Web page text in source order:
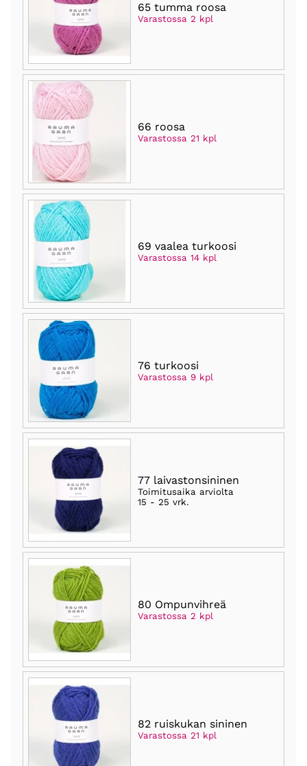
65 tumma roosa
Varastossa 2 kpl
66 roosa
Varastossa 21 kpl
69 vaalea turkoosi
Varastossa 14 kpl
76 turkoosi
Varastossa 9 kpl
77 laivastonsininen
Toimitusaika arviolta
15 - 25 vrk.
80 Ompunvihreä
Varastossa 2 kpl
82 ruiskukan sininen
Varastossa 21 kpl